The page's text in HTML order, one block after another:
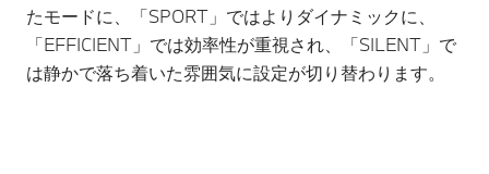
たモードに、「SPORT」ではよりダイナミックに、
「EFFICIENT」では効率性が重視され、「SILENT」で
は静かで落ち着いた雰囲気に設定が切り替わります。